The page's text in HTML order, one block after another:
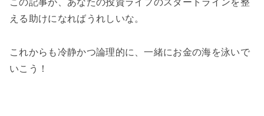
この記事が、あなたの投資ライフのスタートラインを整
える助けになればうれしいな。
これからも冷静かつ論理的に、一緒にお金の海を泳いで
いこう！